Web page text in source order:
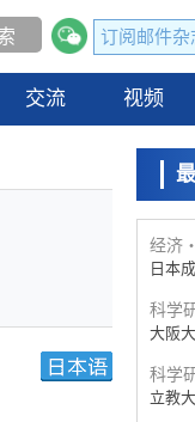
交流 视频
订阅邮件杂
政策
日本
促进
用于
科学
开发
网络
经济
日本
科学
大阪
科学
立教